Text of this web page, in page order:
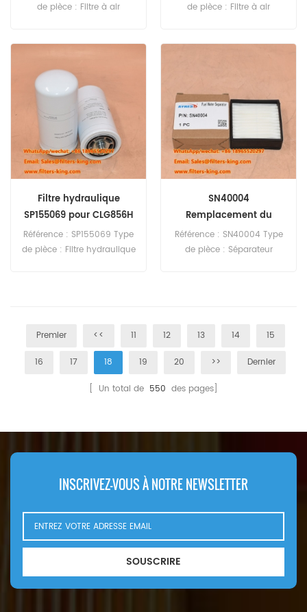
de pièce : Filtre à air
20 pièces
de pièce : Filtre à air
Filtre hydraulique
SP155069 pour CLG856H
Référence : SP155069 Type
de pièce : Filtre hydraulique
SN40004
Remplacement du
séparateur
eau/carburant
Référence : SN40004 Type
de pièce : Séparateur
Premier
<< 11 12 13 14 15
16 17 18 19 20 >> Dernier
[ Un total de 550 des pages]
INSCRIVEZ-VOUS À NOTRE NEWSLETTER
SOUSCRIRE